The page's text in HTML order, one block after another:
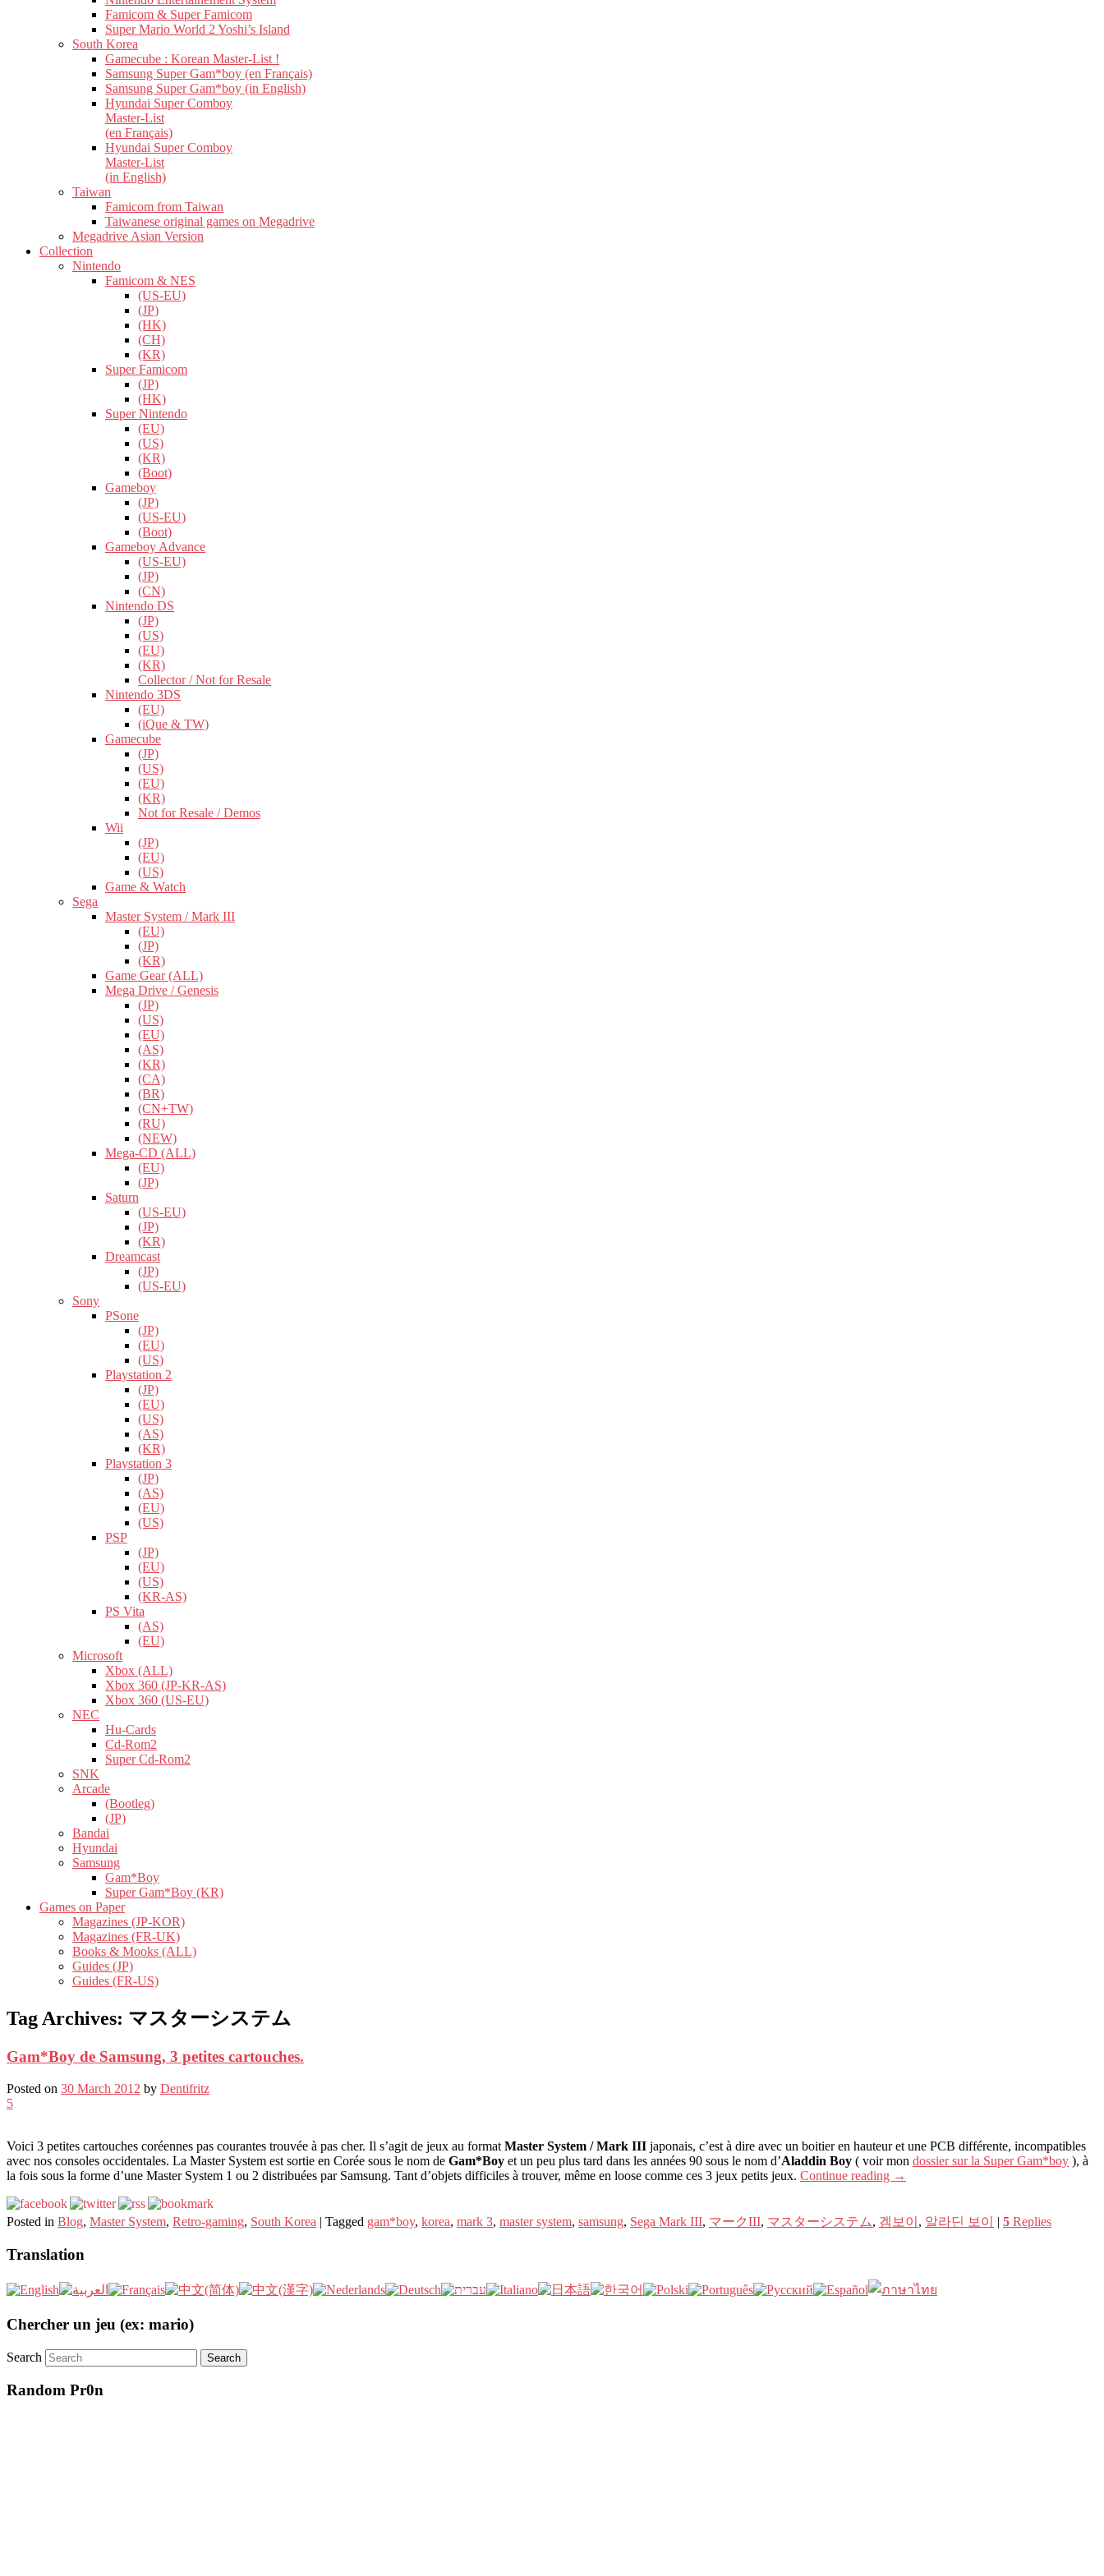
Famicom & Super Famicom
Super Mario World 2 Yoshi’s Island
South Korea
Gamecube : Korean Master-List !
Samsung Super Gam*boy (en Français)
Samsung Super Gam*boy (in English)
Hyundai Super Comboy
Master-List
(en Français)
Hyundai Super Comboy
Master-List
(in English)
Taiwan
Famicom from Taiwan
Taiwanese original games on Megadrive
Megadrive Asian Version
Collection
Nintendo
Famicom & NES
(US-EU)
(JP)
(HK)
(CH)
(KR)
Super Famicom
(JP)
(HK)
Super Nintendo
(EU)
(US)
(KR)
(Boot)
Gameboy
(JP)
(US-EU)
(Boot)
Gameboy Advance
(US-EU)
(JP)
(CN)
Nintendo DS
(JP)
(US)
(EU)
(KR)
Collector / Not for Resale
Nintendo 3DS
(EU)
(iQue & TW)
Gamecube
(JP)
(US)
(EU)
(KR)
Not for Resale / Demos
Wii
(JP)
(EU)
(US)
Game & Watch
Sega
Master System / Mark III
(EU)
(JP)
(KR)
Game Gear (ALL)
Mega Drive / Genesis
(JP)
(US)
(EU)
(AS)
(KR)
(CA)
(BR)
(CN+TW)
(RU)
(NEW)
Mega-CD (ALL)
(EU)
(JP)
Saturn
(US-EU)
(JP)
(KR)
Dreamcast
(JP)
(US-EU)
Sony
PSone
(JP)
(EU)
(US)
Playstation 2
(JP)
(EU)
(US)
(AS)
(KR)
Playstation 3
(JP)
(AS)
(EU)
(US)
PSP
(JP)
(EU)
(US)
(KR-AS)
PS Vita
(AS)
(EU)
Microsoft
Xbox (ALL)
Xbox 360 (JP-KR-AS)
Xbox 360 (US-EU)
NEC
Hu-Cards
Cd-Rom2
Super Cd-Rom2
SNK
Arcade
(Bootleg)
(JP)
Bandai
Hyundai
Samsung
Gam*Boy
Super Gam*Boy (KR)
Games on Paper
Magazines (JP-KOR)
Magazines (FR-UK)
Books & Mooks (ALL)
Guides (JP)
Guides (FR-US)
Tag Archives: マスターシステム
Gam*Boy de Samsung, 3 petites cartouches.
Posted on 30 March 2012 by Dentifritz
5
Voici 3 petites cartouches coréennes pas courantes trouvée à pas cher. Il s’agit de jeux au format Master System / Mark III japonais, c’est à dire avec un boitier en hauteur et une PCB différente, incompatibles
avec nos consoles occidentales. La Master System est sortie en Corée sous le nom de Gam*Boy et un peu plus tard dans les années 90 sous le nom d’Aladdin Boy ( voir mon dossier sur la Super Gam*boy ), à
la fois sous la forme d’une Master System 1 ou 2 distribuées par Samsung. Tant d’objets difficiles à trouver, même en loose comme ces 3 jeux petits jeux. Continue reading →
Posted in Blog, Master System, Retro-gaming, South Korea | Tagged gam*boy, korea, mark 3, master system, samsung, Sega Mark III, マークIII, マスターシステム, 겜보이 , 알라딘 보이 | 5 Replies
Translation
Chercher un jeu (ex: mario)
Search
Random Pr0n